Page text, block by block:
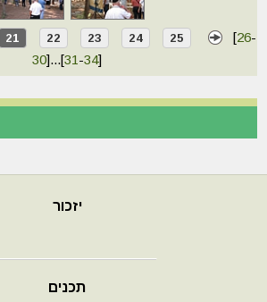
21 22 23 24 25 [26-
30]...[31 -34]
יזכור
תכנים